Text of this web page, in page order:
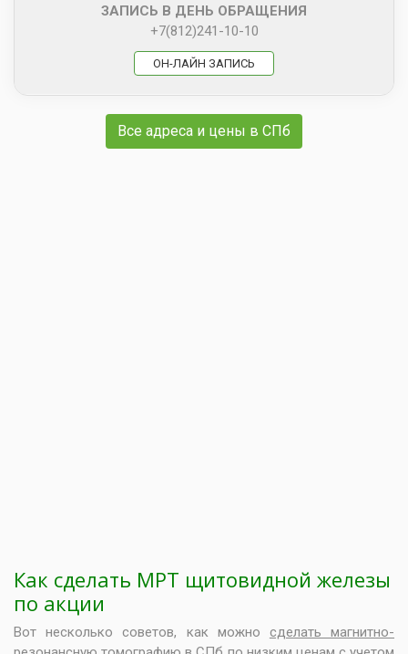
ЗАПИСЬ В ДЕНЬ ОБРАЩЕНИЯ
+7(812)241-10-10
ОН-ЛАЙН ЗАПИСЬ
Все адреса и цены в СПб
Как сделать МРТ щитовидной железы
по акции
Вот несколько советов, как можно сделать магнитно-